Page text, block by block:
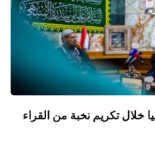
خلال تكريم نخبة من القراء